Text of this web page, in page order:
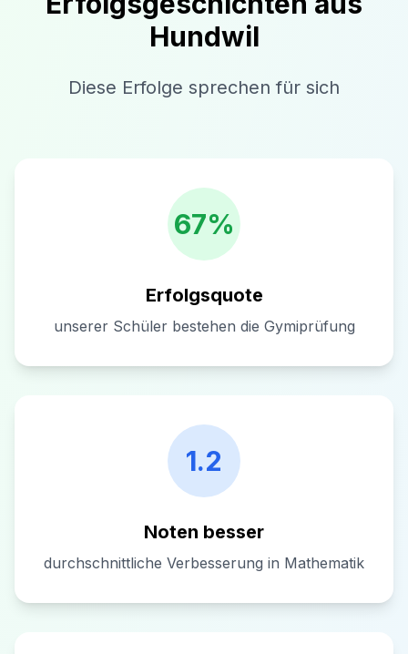
Hundwil
Diese Erfolge sprechen für sich
67%
Erfolgsquote
unserer Schüler bestehen die Gymiprüfung
1.2
Noten besser
durchschnittliche Verbesserung in Mathematik